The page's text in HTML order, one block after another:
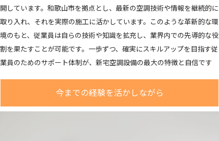
開しています。和歌山市を拠点とし、最新の空調技術や情報を継続的に
取り入れ、それを実際の施工に活かしています。このような革新的な環
境のもと、従業員は自らの技術や知識を拡充し、業界内での先導的な役
割を果たすことが可能です。一歩ずつ、確実にスキルアップを目指す従
業員のためのサポート体制が、新宅空調設備の最大の特徴と自信です
今までの経験を活かしながら